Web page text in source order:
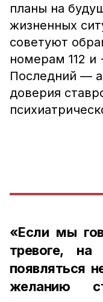
планы на
жизненных
советуют
номерам 112 и
Последний —
доверия
«Если мы
тревоге,
появляться
желанию